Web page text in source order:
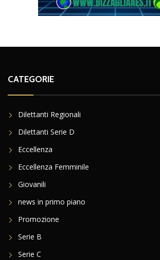
CATEGORIE
Dilettanti Regionali
Dilettanti Serie D
Eccellenza
Eccellenza Femminile
Giovanili
news in primo piano
Promozione
Serie B
Serie C